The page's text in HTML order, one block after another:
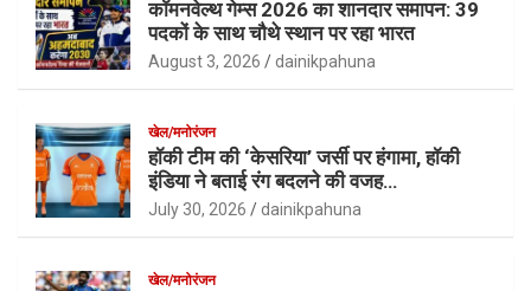
कॉमनवेल्थ गेम्स 2026 का शानदार समापन: 39
पदकों के साथ चौथे स्थान पर रहा भारत
August 3, 2026 dainikpahuna
खेल/मनोरंजन
हॉकी टीम की ‘केसरिया’ जर्सी पर हंगामा, हॉकी
इंडिया ने बताई रंग बदलने की वजह…
July 30, 2026 dainikpahuna
खेल/मनोरंजन